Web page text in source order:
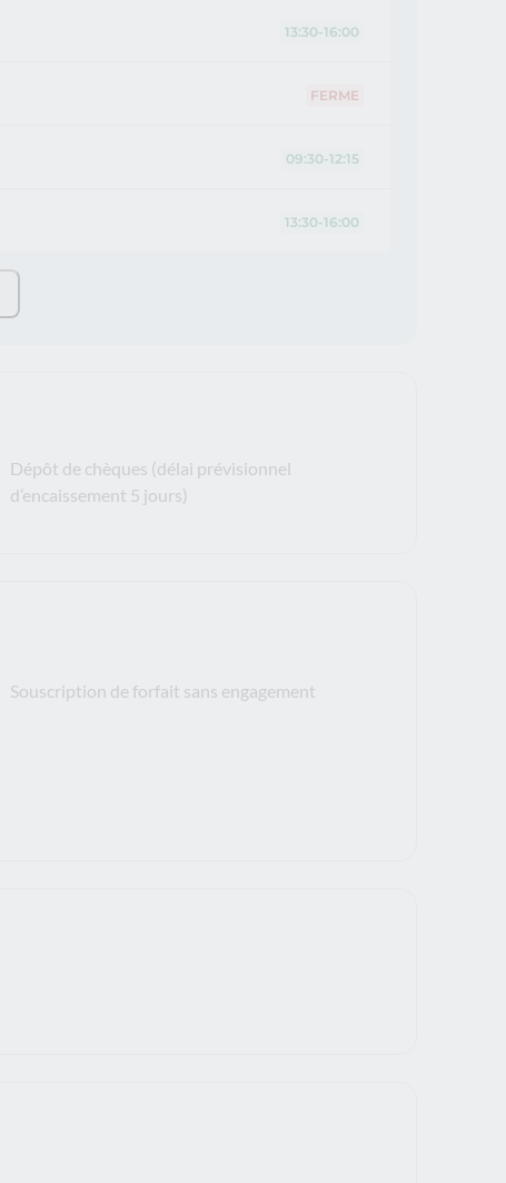
13:30-16:00
FERME
09:30-12:15
13:30-16:00
Dépôt de chèques (délai prévisionnel
d’encaissement 5 jours)
Souscription de forfait sans engagement